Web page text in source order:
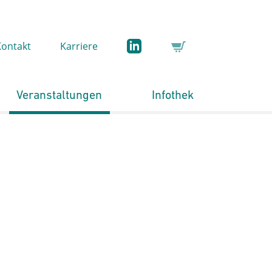
Karriere
Veranstaltungen Infothek